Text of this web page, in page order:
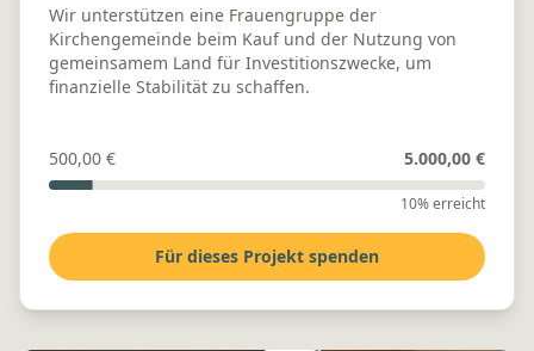
Wir unterstützen eine Frauengruppe der
Kirchengemeinde beim Kauf und der Nutzung von
gemeinsamem Land für Investitionszwecke, um
finanzielle Stabilität zu schaffen.
500,00 € 5.000,00 €
10% erreicht
Für dieses Projekt spenden